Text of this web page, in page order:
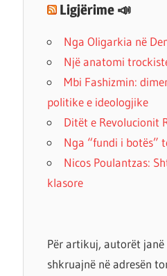
Ligjërime 📣
Nga Oligarkia në
Një anatomi
Mbi Fashizmin:
politike e ideologjike
Ditët e Revolucionit
Nga “fundi i botës”
Nicos Poulantzas:
klasore
Për artikuj, autorët
shkruajnë në adresën